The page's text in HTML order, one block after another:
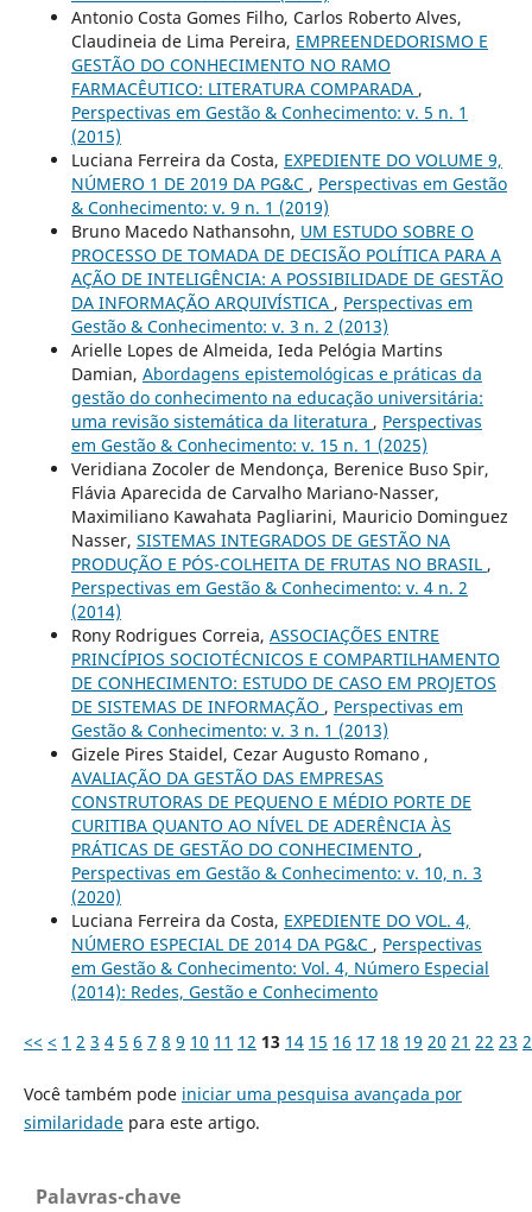
Antonio Costa Gomes Filho, Carlos Roberto Alves,
Claudineia de Lima Pereira, EMPREENDEDORISMO E
GESTÃO DO CONHECIMENTO NO RAMO
FARMACÊUTICO: LITERATURA COMPARADA ,
Perspectivas em Gestão & Conhecimento: v. 5 n. 1
(2015)
Luciana Ferreira da Costa, EXPEDIENTE DO VOLUME 9,
NÚMERO 1 DE 2019 DA PG&C , Perspectivas em Gestão
& Conhecimento: v. 9 n. 1 (2019)
Bruno Macedo Nathansohn, UM ESTUDO SOBRE O
PROCESSO DE TOMADA DE DECISÃO POLÍTICA PARA A
AÇÃO DE INTELIGÊNCIA: A POSSIBILIDADE DE GESTÃO
DA INFORMAÇÃO ARQUIVÍSTICA , Perspectivas em
Gestão & Conhecimento: v. 3 n. 2 (2013)
Arielle Lopes de Almeida, Ieda Pelógia Martins
Damian, Abordagens epistemológicas e práticas da
gestão do conhecimento na educação universitária:
uma revisão sistemática da literatura , Perspectivas
em Gestão & Conhecimento: v. 15 n. 1 (2025)
Veridiana Zocoler de Mendonça, Berenice Buso Spir,
Flávia Aparecida de Carvalho Mariano-Nasser,
Maximiliano Kawahata Pagliarini, Mauricio Dominguez
Nasser, SISTEMAS INTEGRADOS DE GESTÃO NA
PRODUÇÃO E PÓS-COLHEITA DE FRUTAS NO BRASIL ,
Perspectivas em Gestão & Conhecimento: v. 4 n. 2
(2014)
Rony Rodrigues Correia, ASSOCIAÇÕES ENTRE
PRINCÍPIOS SOCIOTÉCNICOS E COMPARTILHAMENTO
DE CONHECIMENTO: ESTUDO DE CASO EM PROJETOS
DE SISTEMAS DE INFORMAÇÃO , Perspectivas em
Gestão & Conhecimento: v. 3 n. 1 (2013)
Gizele Pires Staidel, Cezar Augusto Romano ,
AVALIAÇÃO DA GESTÃO DAS EMPRESAS
CONSTRUTORAS DE PEQUENO E MÉDIO PORTE DE
CURITIBA QUANTO AO NÍVEL DE ADERÊNCIA ÀS
PRÁTICAS DE GESTÃO DO CONHECIMENTO ,
Perspectivas em Gestão & Conhecimento: v. 10, n. 3
(2020)
Luciana Ferreira da Costa, EXPEDIENTE DO VOL. 4,
NÚMERO ESPECIAL DE 2014 DA PG&C , Perspectivas
em Gestão & Conhecimento: Vol. 4, Número Especial
(2014): Redes, Gestão e Conhecimento
<< < 1 2 3 4 5 6 7 8 9 10 11 12 13 14 15 16 17 18 19 20 21 22 23
Você também pode iniciar uma pesquisa avançada por
similaridadepara este artigo.
Palavras-chave